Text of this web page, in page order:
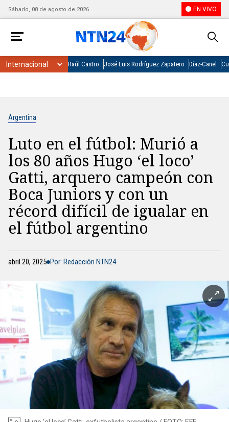
Sábado, 08 de agosto de 2026 EN VIVO
Raúl Castro José Luis Rodríguez Zapatero Díaz-Canel
Argentina
Luto en el fútbol: Murió a
los 80 años Hugo ‘el loco’
Gatti, arquero campeón con
Boca Juniors y con un
récord difícil de igualar en
el fútbol argentino
abril 20, 2025 Por: Redacción NTN24